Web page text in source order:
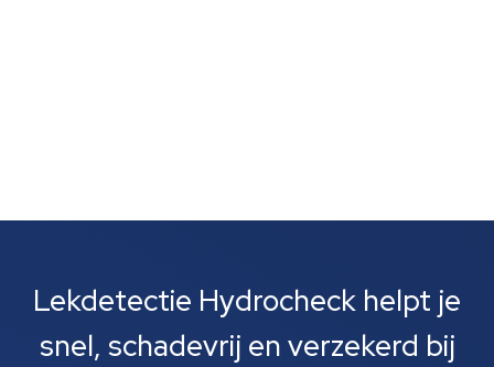
Lekdetectie Hydrocheck helpt je
snel, schadevrij en verzekerd bij